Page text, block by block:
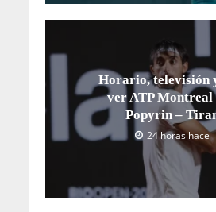
Horario, televisión
ver ATP Montreal
Popyrin –
24 horas hace